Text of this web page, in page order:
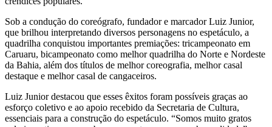
Sob a condução do coreógrafo, fundador e marcador Luiz Junior,
que brilhou interpretando diversos personagens no espetáculo, a
quadrilha conquistou importantes premiações: tricampeonato em
Caruaru, bicampeonato como melhor quadrilha do Norte e Nordeste
da Bahia, além dos títulos de melhor coreografia, melhor casal
destaque e melhor casal de cangaceiros.
Luiz Junior destacou que esses êxitos foram possíveis graças ao
esforço coletivo e ao apoio recebido da Secretaria de Cultura,
essenciais para a construção do espetáculo. “Somos muito gratos